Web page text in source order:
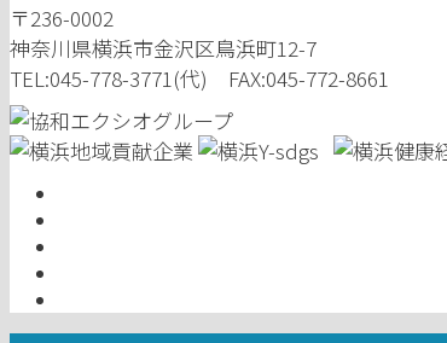
〒236-0002
神奈川県横浜市金沢区鳥浜町12-7
TEL:045-778-3771(代) FAX:045-772-8661